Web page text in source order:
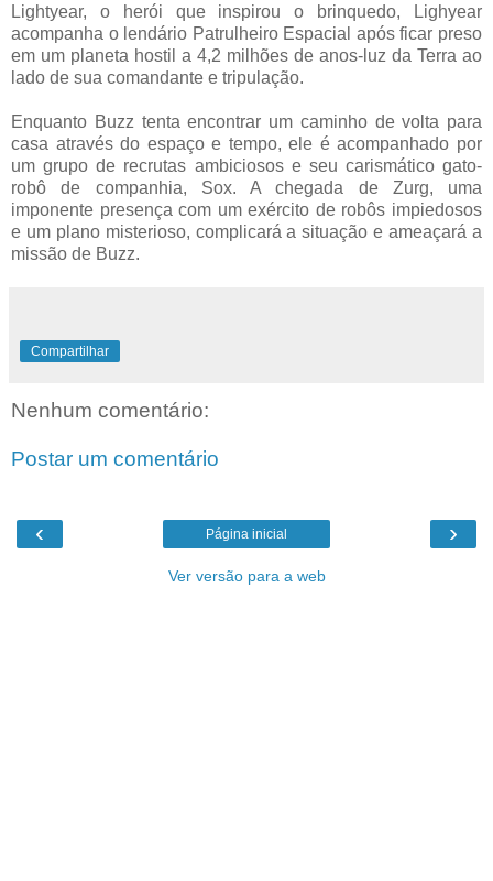
Lightyear, o herói que inspirou o brinquedo, Lighyear
acompanha o lendário Patrulheiro Espacial após ficar preso
em um planeta hostil a 4,2 milhões de anos-luz da Terra ao
lado de sua comandante e tripulação.
Enquanto Buzz tenta encontrar um caminho de volta para
casa através do espaço e tempo, ele é acompanhado por
um grupo de recrutas ambiciosos e seu carismático gato-
robô de companhia, Sox. A chegada de Zurg, uma
imponente presença com um exército de robôs impiedosos
e um plano misterioso, complicará a situação e ameaçará a
missão de Buzz.
Compartilhar
Nenhum comentário:
Postar um comentário
‹ ›
Página inicial
Ver versão para a web